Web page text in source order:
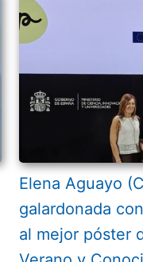
Elena Aguayo
galardonada
al mejor póster